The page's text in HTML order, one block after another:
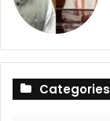
Categories